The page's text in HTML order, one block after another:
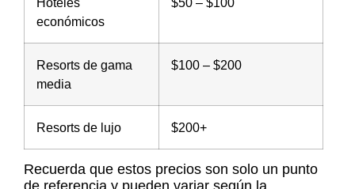
económicos
Resorts de gama
media
$100 – $200
Resorts de lujo $200+
Recuerda que estos precios son solo un punto